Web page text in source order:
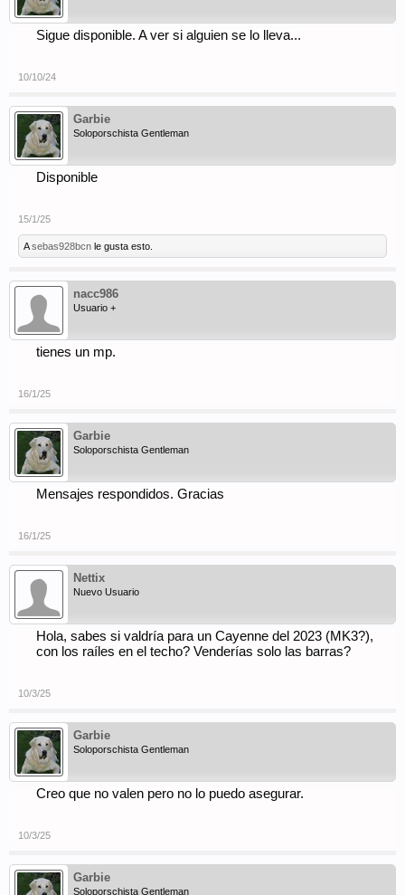
Sigue disponible. A ver si alguien se lo lleva...
10/10/24
Garbie
Soloporschista Gentleman
Disponible
15/1/25
Asebas928bcn le gusta esto.
nacc986
Usuario +
tienes un mp.
16/1/25
Garbie
Soloporschista Gentleman
Mensajes respondidos. Gracias
16/1/25
Nettix
Nuevo Usuario
Hola, sabes si valdría para un Cayenne del 2023 (MK3?),
con los raíles en el techo? Venderías solo las barras?
10/3/25
Garbie
Soloporschista Gentleman
Creo que no valen pero no lo puedo asegurar.
10/3/25
Garbie
Soloporschista Gentleman